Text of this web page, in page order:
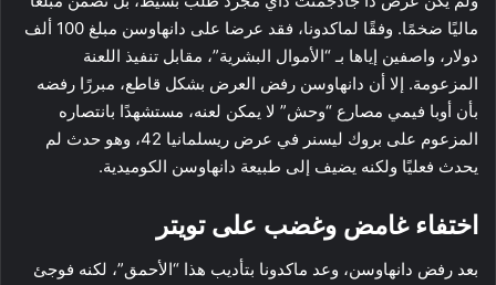
ماليًا ضخمًا. وفقًا لماكدونا، فقد عرضا على دانهاوسن مبلغ 100 ألف
دولار، واصفين إياها بـ “الأموال البشرية”، مقابل تنفيذ اللعنة
المزعومة. إلا أن دانهاوسن رفض العرض بشكل قاطع، مبررًا رفضه
بأن أوبا فيمي مصارع “وحش” لا يمكن لعنه، مستشهدًا بانتصاره
المزعوم على بروك ليسنر في عرض ريسلمانيا 42، وهو حدث لم
يحدث فعليًا ولكنه يضيف إلى طبيعة دانهاوسن الكوميدية.
اختفاء غامض وغضب على تويتر
بعد رفض دانهاوسن، وعد ماكدونا بتأديب هذا “الأحمق”، لكنه فوجئ